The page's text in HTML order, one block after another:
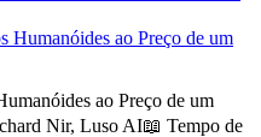
ao Preço de um
Nir, Luso AI📖 Tempo de